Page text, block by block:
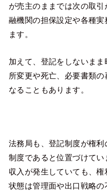
が売主のままでは次の取
融機関の担保設定や各種
ます。
加えて、登記をしないま
所変更や死亡、必要書類
なることもあります。
法務局も、登記制度が権
制度であると位置づけて
収入が発生していても、
状態は管理面や出口戦略の